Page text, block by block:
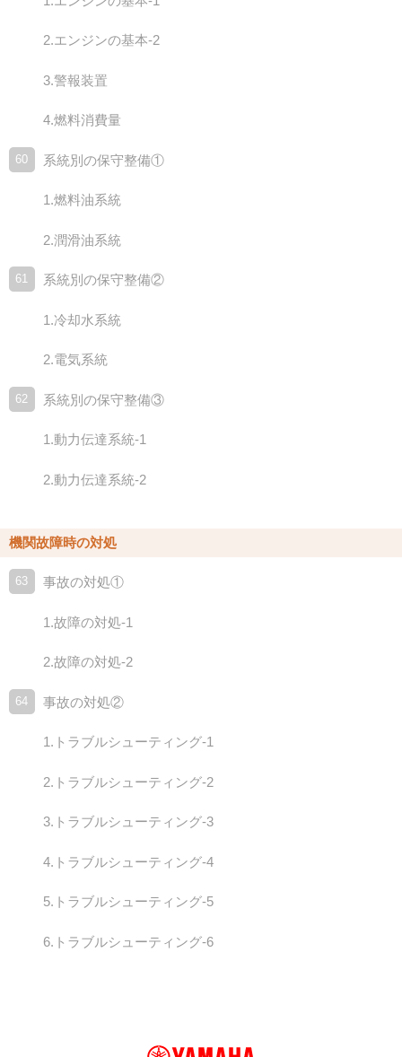
2.エンジンの基本-2
3.警報装置
4.燃料消費量
60 系統別の保守整備①
1.燃料油系統
2.潤滑油系統
61 系統別の保守整備②
1.冷却水系統
2.電気系統
62 系統別の保守整備③
1.動力伝達系統-1
2.動力伝達系統-2
機関故障時の対処
63 事故の対処①
1.故障の対処-1
2.故障の対処-2
64 事故の対処②
1.トラブルシューティング-1
2.トラブルシューティング-2
3.トラブルシューティング-3
4.トラブルシューティング-4
5.トラブルシューティング-5
6.トラブルシューティング-6